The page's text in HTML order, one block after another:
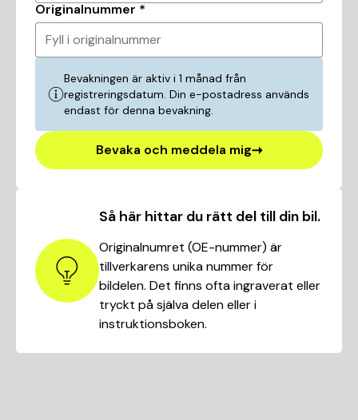
Så här hittar du rätt del till din bil.
Originalnumret (OE-nummer) är
tillverkarens unika nummer för
bildelen. Det finns ofta ingraverat eller
tryckt på själva delen eller i
instruktionsboken.
Originalnummer *
Fyll i originalnummer
Bevakningen är aktiv i 1 månad från
registreringsdatum. Din e-postadress används
endast för denna bevakning.
Bevaka och meddela mig